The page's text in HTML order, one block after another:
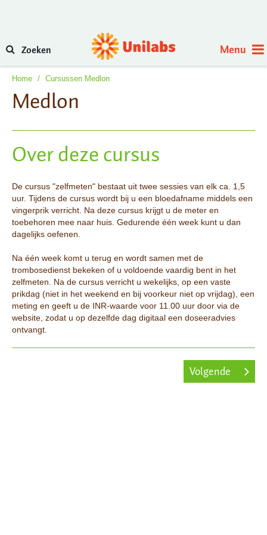
Zoeken Menu
Home / Cursussen Medlon
Medlon
Over deze cursus
De cursus "zelfmeten" bestaat uit twee sessies van elk ca. 1,5
uur. Tijdens de cursus wordt bij u een bloedafname middels een
vingerprik verricht. Na deze cursus krijgt u de meter en
toebehoren mee naar huis. Gedurende één week kunt u dan
dagelijks oefenen.
Na één week komt u terug en wordt samen met de
trombosedienst bekeken of u voldoende vaardig bent in het
zelfmeten. Na de cursus verricht u wekelijks, op een vaste
prikdag (niet in het weekend en bij voorkeur niet op vrijdag), een
meting en geeft u de INR-waarde voor 11.00 uur door via de
website, zodat u op dezelfde dag digitaal een doseeradvies
ontvangt.
Volgende